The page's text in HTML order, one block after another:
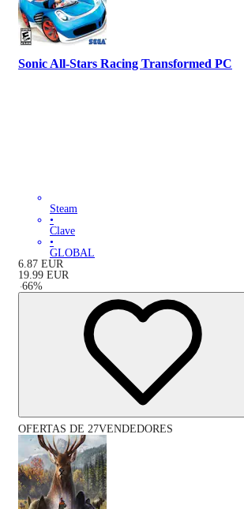
Sonic All-Stars Racing Transformed PC
Steam
•
Clave
•
GLOBAL
6.87 EUR
19.99 EUR
-66%
OFERTAS DE 27VENDEDORES